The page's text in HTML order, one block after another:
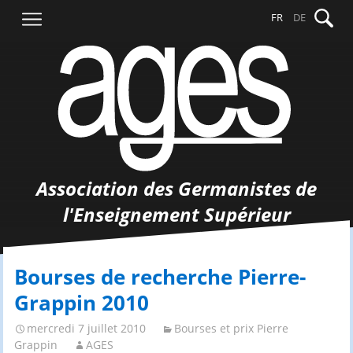
contenu
FR DE
Association des Germanistes de
l'Enseignement Supérieur
Bourses de recherche Pierre-
Grappin 2010
mercredi 7 juillet 2010
Bourses et prix Pierre
Grappin
AGES